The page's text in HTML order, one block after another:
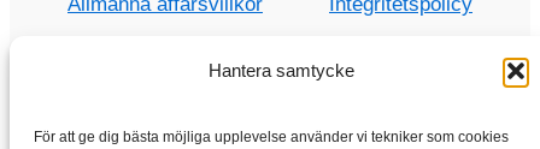
Hantera samtycke
För att ge dig bästa möjliga upplevelse använder vi tekniker som cookies
Hem